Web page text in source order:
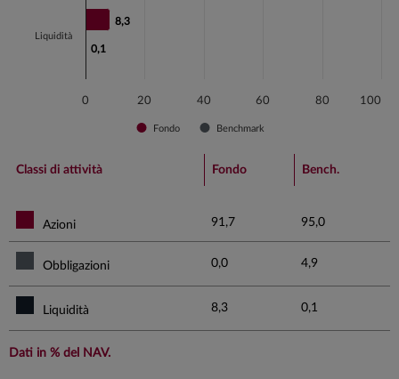
8,3
8,3
0,1
0,1
0 20 40 60 80 100
Fondo Benchmark
Liquidità
End of interactive chart.
Classi di attività Fondo Bench.
Azioni 91,7 95,0
Obbligazioni 0,0 4,9
Liquidità 8,3 0,1
Dati in % del NAV.